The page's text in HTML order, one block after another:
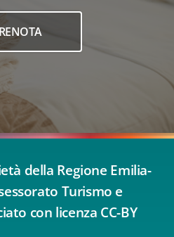
della Regione Emilia-
Turismo e
con licenza CC-BY